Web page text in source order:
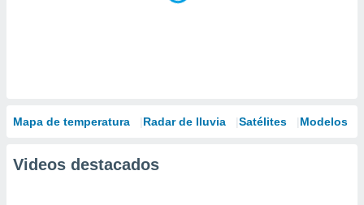
Mapa de temperatura Radar de lluvia Satélites Modelos
Videos destacados